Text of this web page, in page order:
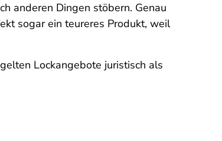
anderen Dingen stöbern. Genau
sogar ein teureres Produkt, weil
Lockangebote juristisch als